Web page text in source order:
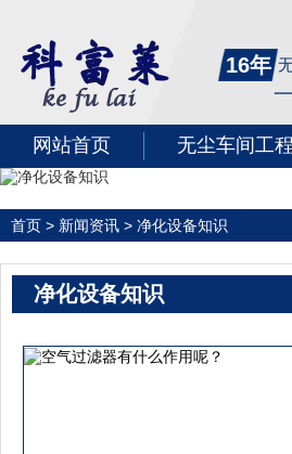
16年
网站首页 无尘车间工程
首页 > 新闻资讯 > 净化设备知识
净化设备知识